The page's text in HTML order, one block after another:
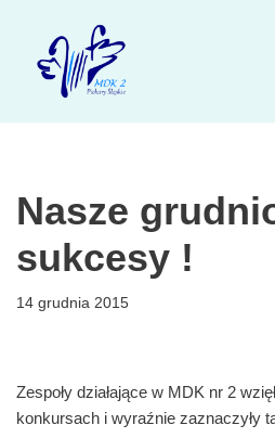
Przejdź
Nasze
sukcesy !
14 grudnia 2015
Zespoły działające w MDK nr 2
konkursach i wyraźnie zaznaczyły